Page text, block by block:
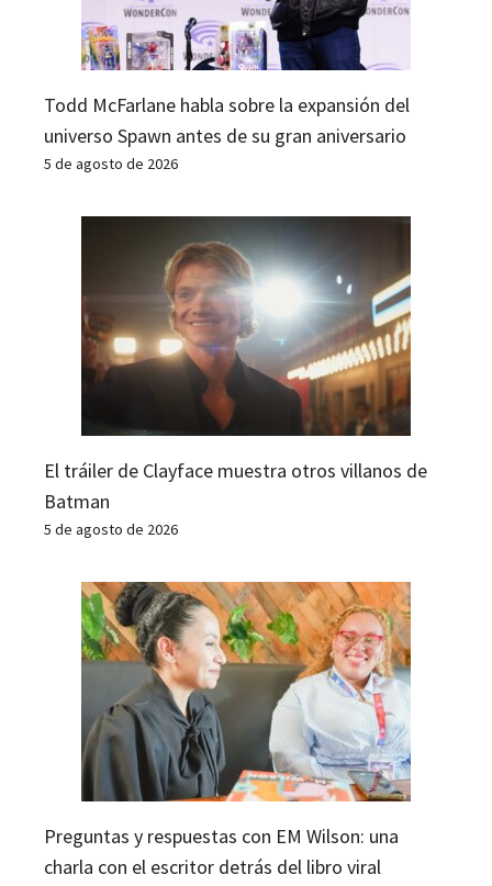
Todd McFarlane habla sobre la expansión del
universo Spawn antes de su gran aniversario
5 de agosto de 2026
El tráiler de Clayface muestra otros villanos de
Batman
5 de agosto de 2026
Preguntas y respuestas con EM Wilson: una
charla con el escritor detrás del libro viral